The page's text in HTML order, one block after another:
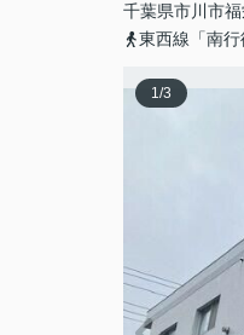
千葉県市川市
東西線「南
1/3